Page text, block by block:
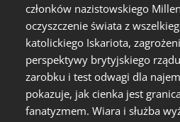
członków nazistowskiego
oczyszczenie świata z
katolickiego Iskariota,
perspektywy brytyjskiego
zarobku i test odwagi dla
pokazuje, jak cienka jest
fanatyzmem. Wiara i służba